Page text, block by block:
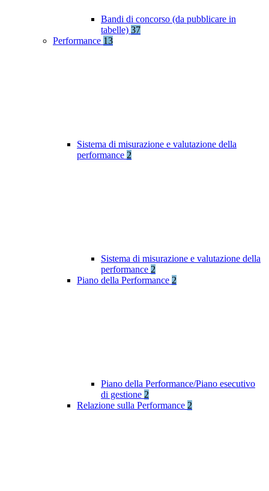
Bandi di concorso (da pubblicare in
tabelle) 37
Performance 13
Sistema di misurazione e valutazione della
performance 2
Sistema di misurazione e valutazione della
performance 2
Piano della Performance 2
Piano della Performance/Piano esecutivo
di gestione 2
Relazione sulla Performance 2